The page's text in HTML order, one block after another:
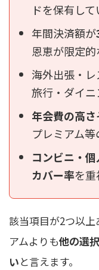
ドを保有し
年間決済額が
恩恵が限定的
海外出張・
旅行・ダイ
年会費の高
プレミアム
コンビニ・
カバー率を
該当項目が2つ以
アムよりも他の選
いと言えます。